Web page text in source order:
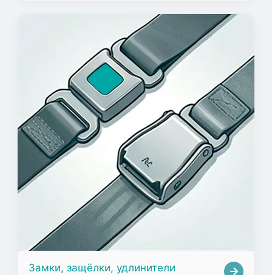
Замки, защёлки, удлинители